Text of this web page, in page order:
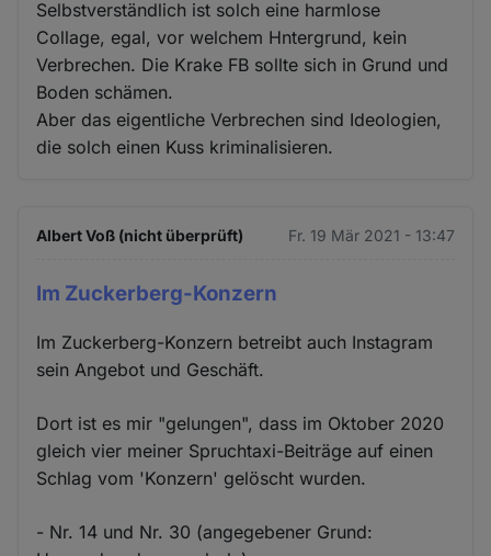
Selbstverständlich ist solch eine harmlose
Collage, egal, vor welchem Hntergrund, kein
Verbrechen. Die Krake FB sollte sich in Grund und
Boden schämen.
Aber das eigentliche Verbrechen sind Ideologien,
die solch einen Kuss kriminalisieren.
Albert Voß (nicht überprüft) Fr. 19 Mär 2021 - 13:47
Im Zuckerberg-Konzern
Im Zuckerberg-Konzern betreibt auch Instagram
sein Angebot und Geschäft.
Dort ist es mir "gelungen", dass im Oktober 2020
gleich vier meiner Spruchtaxi-Beiträge auf einen
Schlag vom 'Konzern' gelöscht wurden.
- Nr. 14 und Nr. 30 (angegebener Grund: